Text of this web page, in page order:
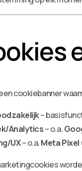
cookiebanner
–
Analytics– o.a.
UX– o.a.Meta Pixel